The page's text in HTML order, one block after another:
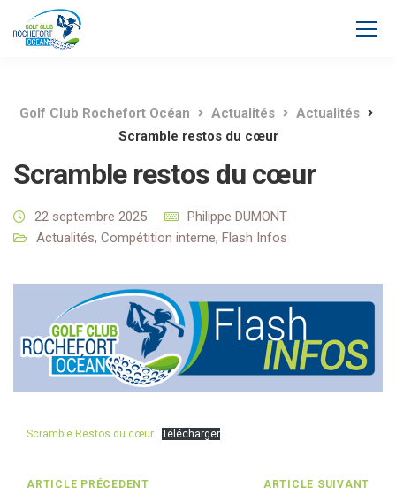
Golf Club Rochefort Océan Actualités
Actualités
Scramble restos du cœur
Scramble restos du cœur
22 septembre 2025
Philippe DUMONT
Actualités, Compétition interne, Flash Infos
Scramble Restos du cœur Télécharger
ARTICLE PRÉCEDENT ARTICLE SUIVANT